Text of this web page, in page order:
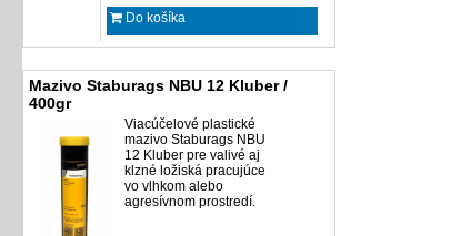
Do košíka
Mazivo Staburags NBU 12 Kluber /
400gr
Viacúčelové plastické
mazivo Staburags NBU
12 Kluber pre valivé aj
klzné ložiská pracujúce
vo vlhkom alebo
agresívnom prostredí.